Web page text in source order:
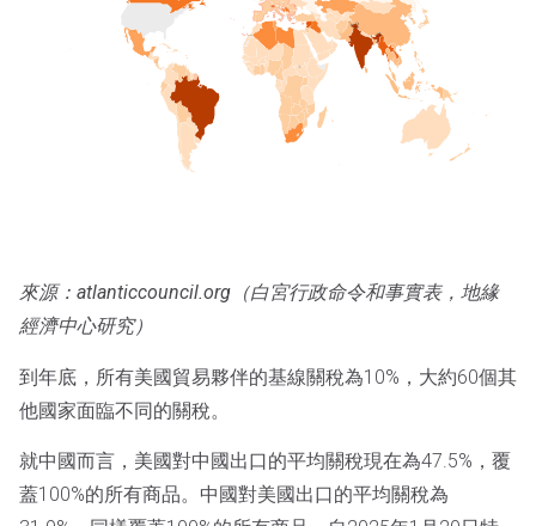
來源：atlanticcouncil.org（白宮行政命令和事實表，地緣
經濟中心研究）
到年底，所有美國貿易夥伴的基線關稅為10%，大約60個其
他國家面臨不同的關稅。
就中國而言，美國對中國出口的平均關稅現在為47.5%，覆
蓋100%的所有商品。中國對美國出口的平均關稅為